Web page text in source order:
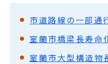
室蘭市橋梁長寿命
室蘭市大型構造物